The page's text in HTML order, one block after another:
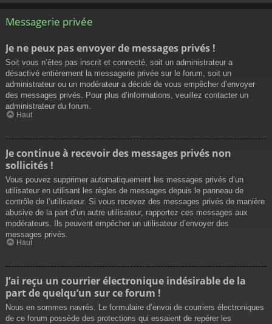
Messagerie privée
Je ne peux pas envoyer de messages privés !
Soit vous n’êtes pas inscrit et connecté, soit un administrateur a
désactivé entièrement la messagerie privée sur le forum, soit un
administrateur ou un modérateur a décidé de vous empêcher d’envoyer
des messages privés. Pour plus d’informations, veuillez contacter un
administrateur du forum.
Haut
Je continue à recevoir des messages privés non
sollicités !
Vous pouvez supprimer automatiquement les messages privés d’un
utilisateur en utilisant les règles de messages depuis le panneau de
contrôle de l’utilisateur. Si vous recevez des messages privés de manière
abusive de la part d’un autre utilisateur, rapportez ces messages aux
modérateurs. Ils peuvent empêcher un utilisateur d’envoyer des
messages privés.
Haut
J’ai reçu un courrier électronique indésirable de la
part de quelqu’un sur ce forum !
Nous en sommes navrés. Le formulaire d’envoi de courriers électroniques
de ce forum possède des protections qui essaient de repérer les